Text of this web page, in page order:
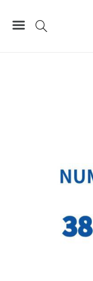
SIM Wind3